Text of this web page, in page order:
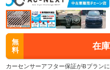
無
料
在
カーセンサーアフター保証がBプラン